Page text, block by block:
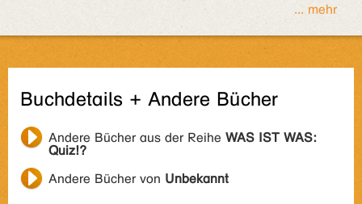
... mehr
Buchdetails + Andere Bücher
Andere Bücher aus der Reihe WAS IST WAS:
Quiz!?
Andere Bücher von Unbekannt